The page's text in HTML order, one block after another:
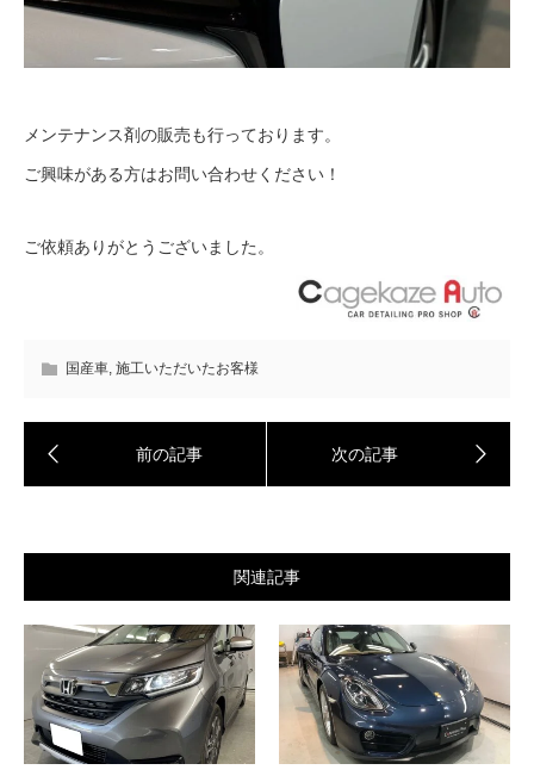
メンテナンス剤の販売も行っております。
ご興味がある方はお問い合わせください！
ご依頼ありがとうございました。
国産車, 施工いただいたお客様
関連記事